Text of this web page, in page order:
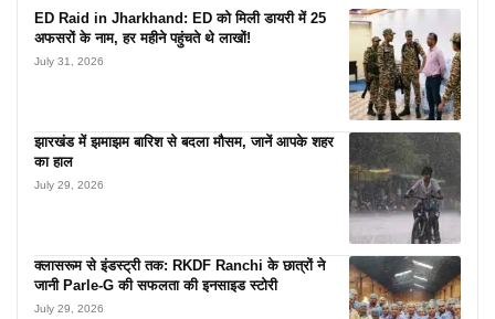
ED Raid in Jharkhand: ED को मिली डायरी में 25
अफसरों के नाम, हर महीने पहुंचते थे लाखों!
July 31, 2026
झारखंड में झमाझम बारिश से बदला मौसम, जानें आपके शहर
का हाल
July 29, 2026
क्लासरूम से इंडस्ट्री तक: RKDF Ranchi के छात्रों ने
जानी Parle-G की सफलता की इनसाइड स्टोरी
July 29, 2026